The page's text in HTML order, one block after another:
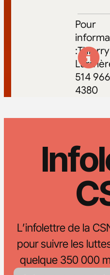
Pour
:Thierry
514
4380
L’infolettre de la
pour suivre les
quelque 350 000